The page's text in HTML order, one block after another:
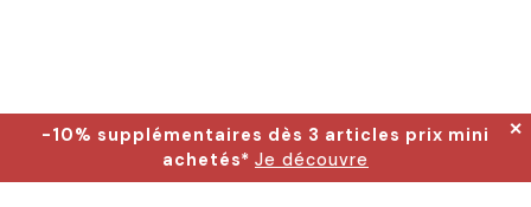
-10% supplémentaires dès 3 articles prix mini
achetés* Je découvre
✕